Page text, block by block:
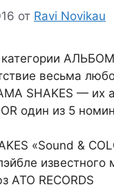
от Ravi Novikau
категории
весьма
SHAKES — их
один из 5
«Sound &
известного
ATO RECORDS